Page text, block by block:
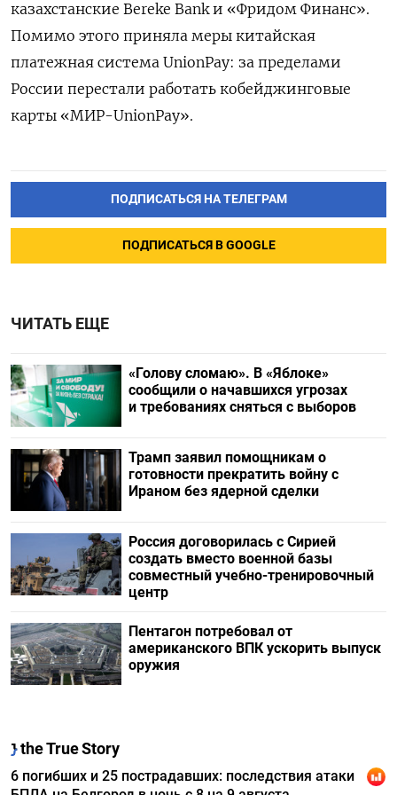
казахстанские Bereke Bank и «Фридом Финанс».
Помимо этого приняла меры китайская
платежная система UnionPay: за пределами
России перестали работать кобейджинговые
карты «МИР-UnionPay».
ПОДПИСАТЬСЯ НА ТЕЛЕГРАМ
ПОДПИСАТЬСЯ В GOOGLE
ЧИТАТЬ ЕЩЕ
«Голову сломаю». В «Яблоке»
сообщили о начавшихся угрозах
и требованиях сняться с выборов
Трамп заявил помощникам о
готовности прекратить войну с
Ираном без ядерной сделки
Россия договорилась с Сирией
создать вместо военной базы
совместный учебно-тренировочный
центр
Пентагон потребовал от
американского ВПК ускорить выпуск
оружия